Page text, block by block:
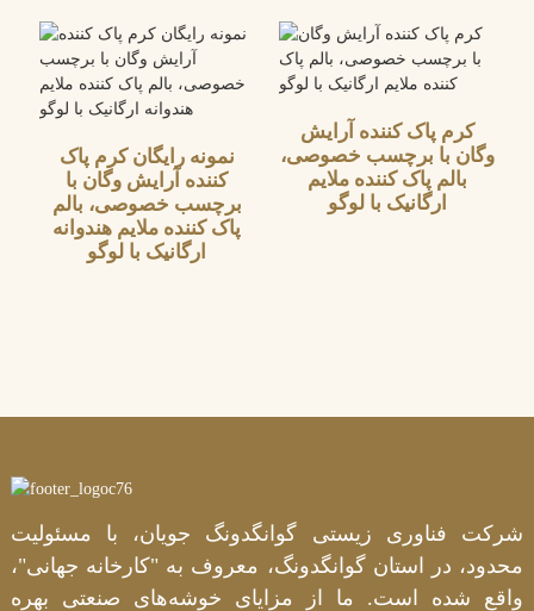
نمونه رایگان کرم پاک
کننده آرایش وگان با
برچسب خصوصی، بالم
پاک کننده ملایم هندوانه
ارگانیک با لوگو
کرم پاک کننده آرایش
وگان با برچسب خصوصی،
بالم پاک کننده ملایم
ارگانیک با لوگو
شرکت فناوری زیستی گوانگدونگ جویان، با مسئولیت
محدود، در استان گوانگدونگ، معروف به "کارخانه جهانی"،
واقع شده است. ما از مزایای خوشه‌های صنعتی بهره